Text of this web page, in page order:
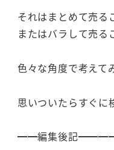
それはまとめて売る
またはバラして売る
色々な角度で考えて
思いついたらすぐに
━━編集後記